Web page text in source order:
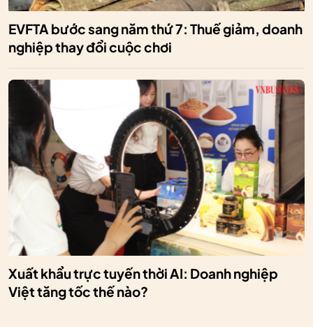
EVFTA bước sang năm thứ 7: Thuế giảm, doanh
nghiệp thay đổi cuộc chơi
Xuất khẩu trực tuyến thời AI: Doanh nghiệp
Việt tăng tốc thế nào?